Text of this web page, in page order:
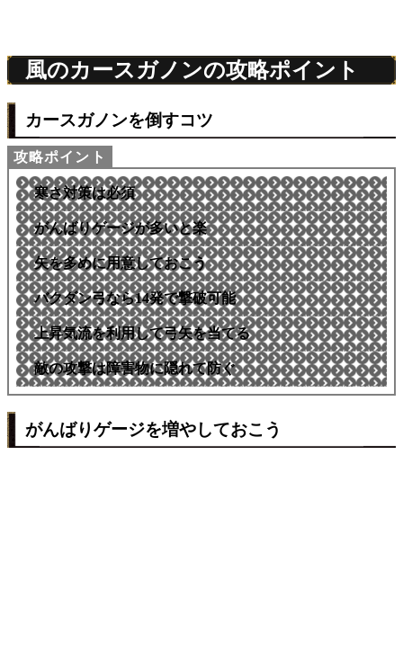
風のカースガノンの攻略ポイント
カースガノンを倒すコツ
寒さ対策は必須
がんばりゲージが多いと楽
矢を多めに用意しておこう
バクダン弓なら14発で撃破可能
上昇気流を利用して弓矢を当てる
敵の攻撃は障害物に隠れて防ぐ
がんばりゲージを増やしておこう